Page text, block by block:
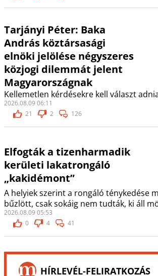
Tarjányi Péter: Baka
András köztársasági
elnöki jelölése négyszeres
közjogi dilemmát jelent
Magyarországnak
Kellemetlen kérdésekre kell választ
2026.08.09 06:11
21
2 126
Elfogták a tizenharmadik
kerületi lakatrongáló
„kakidémont”
A helyiek szerint a rongáló ténykedése
bűzlött, csak sokáig nem tudták, ki áll
2026.08.09 05:53
0
4 41
HÍRLEVÉL-FELIRATKOZÁS